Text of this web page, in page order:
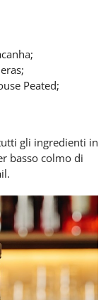
Peated;
gli ingredienti in
basso colmo di